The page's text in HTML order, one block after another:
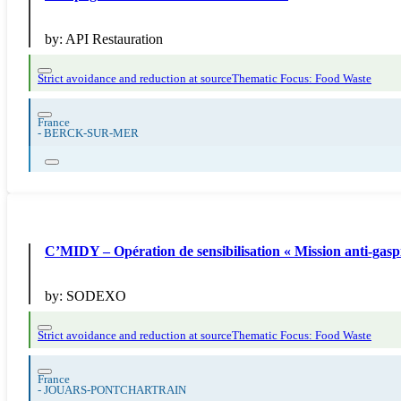
by: API Restauration
Strict avoidance and reduction at sourceThematic Focus: Food Waste
France
- BERCK-SUR-MER
C’MIDY – Opération de sensibilisation « Mission anti-
by: SODEXO
Strict avoidance and reduction at sourceThematic Focus: Food Waste
France
- JOUARS-PONTCHARTRAIN